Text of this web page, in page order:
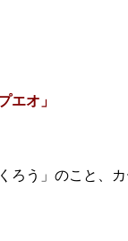
プエオ」
ろう」のこと、カ